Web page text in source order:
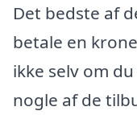
Det bedste af
betale en
ikke selv om
nogle af de